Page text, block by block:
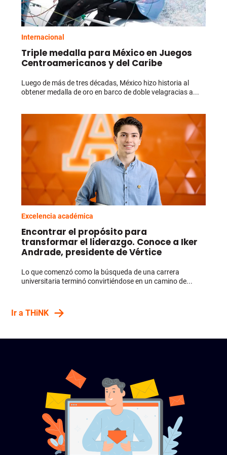
Internacional
Triple medalla para México en Juegos
Centroamericanos y del Caribe
Luego de más de tres décadas, México hizo historia al
obtener medalla de oro en barco de doble velagracias a...
Excelencia académica
Encontrar el propósito para
transformar el liderazgo. Conoce a Iker
Andrade, presidente de Vértice
Lo que comenzó como la búsqueda de una carrera
universitaria terminó convirtiéndose en un camino de...
Ir a THiNK